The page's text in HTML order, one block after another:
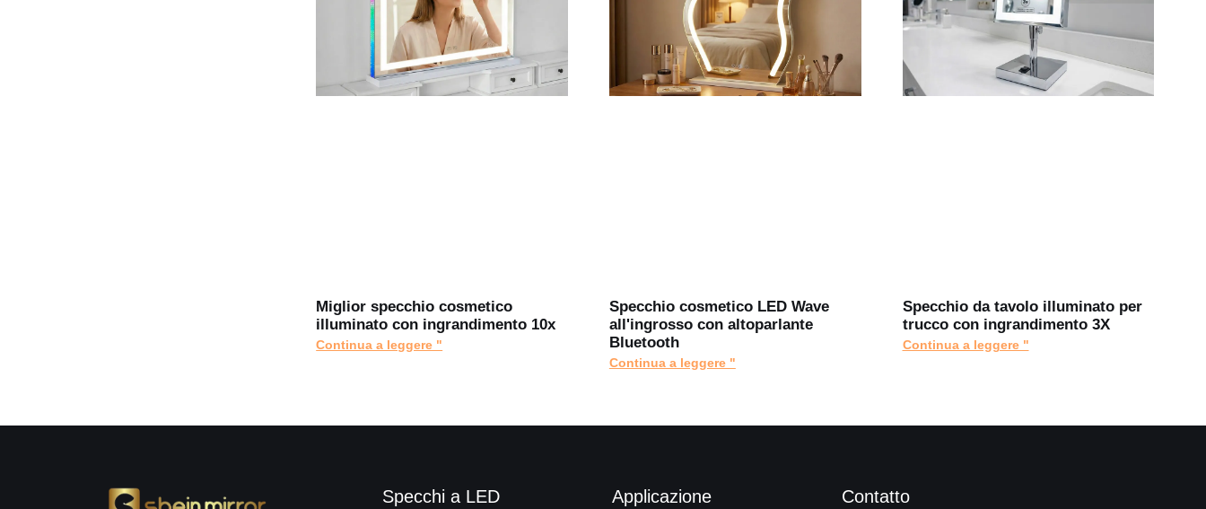
Miglior specchio cosmetico
illuminato con ingrandimento 10x
Continua a leggere "
Specchio cosmetico LED Wave
all'ingrosso con altoparlante
Bluetooth
Continua a leggere "
Specchio da tavolo illuminato per
trucco con ingrandimento 3X
Continua a leggere "
Specchi a LED Applicazione Contatto